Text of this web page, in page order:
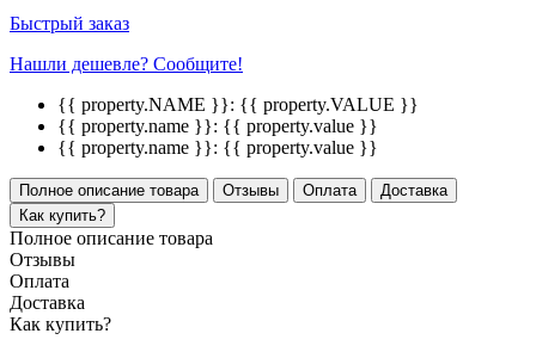
Быстрый заказ
Нашли дешевле? Сообщите!
{{ property.NAME }}: {{ property.VALUE }}
{{ property.name }}: {{ property.value }}
{{ property.name }}: {{ property.value }}
Полное описание товара Отзывы Оплата
Доставка
Как купить?
Полное описание товара
Отзывы
Оплата
Доставка
Как купить?